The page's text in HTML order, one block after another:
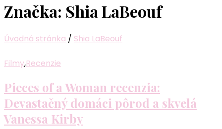
Značka: Shia LaBeouf
Úvodná stránka / Shia LaBeouf
Filmy,Recenzie
Pieces of a Woman recenzia:
Devastačný domáci pôrod a skvelá
Vanessa Kirby